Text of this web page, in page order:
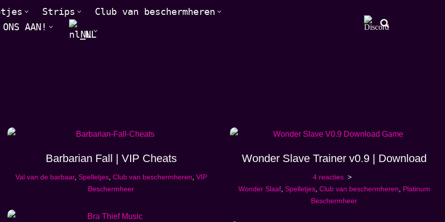
Strips
Club van beschermheren
AAN!
NL
Barbarian Fall | VIP Cheats
Val van de barbaar, Spelletjes, Club van beschermheren VIP
Beschermheer
Wonder Slave Trainer v0.9 | Download
4 reacties
Wonder Slaaf, Spelletjes, Club van beschermheren
Platinum
Beschermheer